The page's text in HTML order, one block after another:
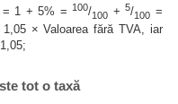
= 1 + 5% =100/100 +5/100 =
× Valoarea fără TVA, iar
tot o taxă